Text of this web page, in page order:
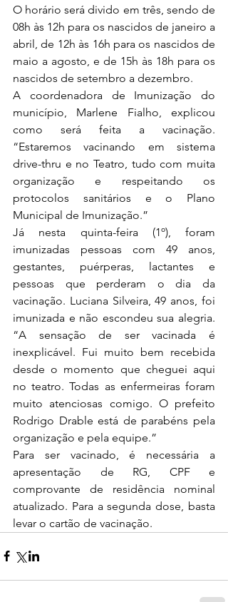
O horário será divido em três, sendo de
08h às 12h para os nascidos de janeiro a
abril, de 12h às 16h para os nascidos de
maio a agosto, e de 15h às 18h para os
nascidos de setembro a dezembro.
A coordenadora de Imunização do
município, Marlene Fialho, explicou
como será feita a vacinação.
“Estaremos vacinando em sistema
drive-thru e no Teatro, tudo com muita
organização e respeitando os
protocolos sanitários e o Plano
Municipal de Imunização.”
Já nesta quinta-feira (1º), foram
imunizadas pessoas com 49 anos,
gestantes, puérperas, lactantes e
pessoas que perderam o dia da
vacinação. Luciana Silveira, 49 anos, foi
imunizada e não escondeu sua alegria.
“A sensação de ser vacinada é
inexplicável. Fui muito bem recebida
desde o momento que cheguei aqui
no teatro. Todas as enfermeiras foram
muito atenciosas comigo. O prefeito
Rodrigo Drable está de parabéns pela
organização e pela equipe.”
Para ser vacinado, é necessária a
apresentação de RG, CPF e
comprovante de residência nominal
atualizado. Para a segunda dose, basta
levar o cartão de vacinação.